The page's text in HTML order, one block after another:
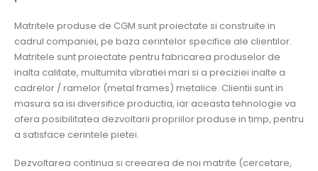
Matritele produse de CGM sunt proiectate si construite in
cadrul companiei, pe baza cerintelor specifice ale clientilor.
Matritele sunt proiectate pentru fabricarea produselor de
inalta calitate, multumita vibratiei mari si a preciziei inalte a
cadrelor / ramelor (metal frames) metalice. Clientii sunt in
masura sa isi diversifice productia, iar aceasta tehnologie va
ofera posibilitatea dezvoltarii propriilor produse in timp, pentru
a satisface cerintele pietei.
Dezvoltarea continua si creearea de noi matrite (cercetare,